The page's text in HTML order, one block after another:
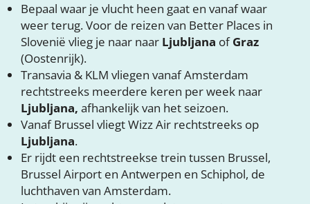
Bepaal waar je vlucht heen gaat en vanaf waar
weer terug. Voor de reizen van Better Places in
Slovenië vlieg je naar naar Ljubljana ofGraz
(Oostenrijk).
Transavia & KLM vliegen vanaf Amsterdam
rechtstreeks meerdere keren per week naar
Ljubljana, afhankelijk van het seizoen.
Vanaf Brussel vliegt Wizz Air rechtstreeks op
Ljubljana.
Er rijdt een rechtstreekse trein tussen Brussel,
Brussel Airport en Antwerpen en Schiphol, de
luchthaven van Amsterdam.